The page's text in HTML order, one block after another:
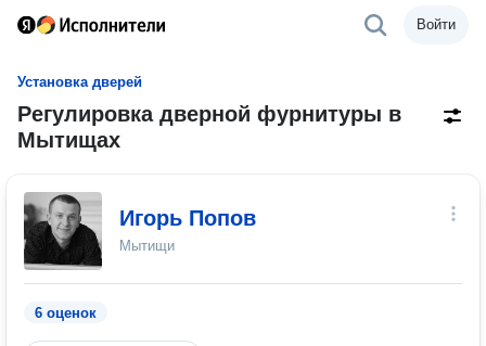
Войти
Установка дверей
Регулировка дверной фурнитуры в
Мытищах
Игорь Попов
Мытищи
6 оценок